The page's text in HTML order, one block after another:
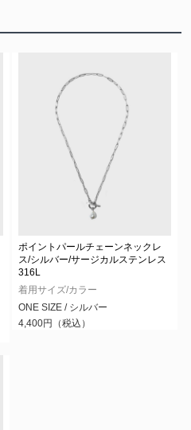
ポイントパールチェーンネックレ
ス/シルバー/サージカルステンレス
316L
着用サイズ/カラー
ONE SIZE / シルバー
4,400円（税込）